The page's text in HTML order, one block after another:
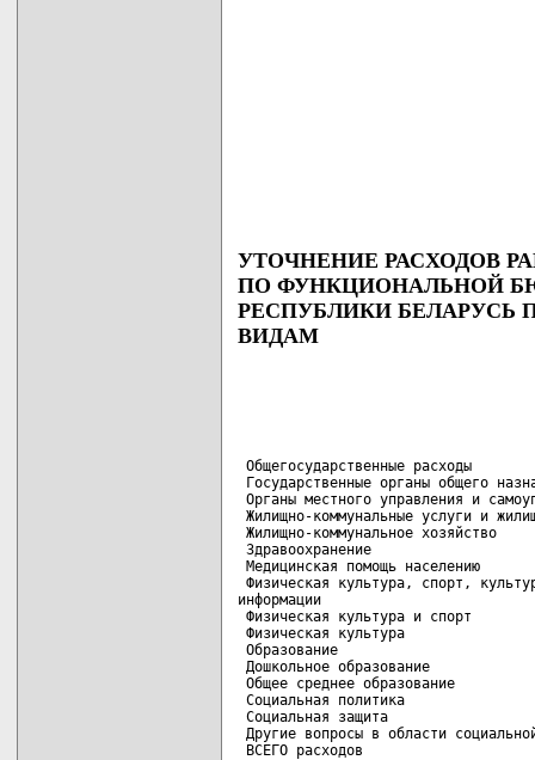
УТОЧНЕНИЕ РАСХОДОВ
ПО ФУНКЦИОНАЛЬНОЙ
РЕСПУБЛИКИ БЕЛАРУСЬ
ВИДАМ
Общегосударственные
Государственные органы
Органы местного управления и
Жилищно-коммунальные услуги и
Жилищно-коммунальное
Здравоохранение
Медицинская помощь
Физическая культура, спорт,
информации
Физическая культура и
Физическая культура
Образование
Дошкольное образование
Общее среднее образование
Социальная политика
Социальная защита
Другие вопросы в области
ВСЕГО расходов